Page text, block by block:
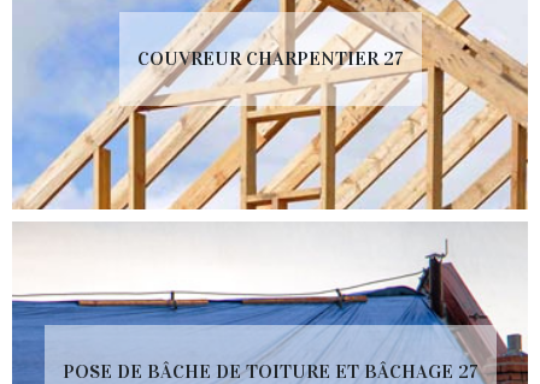
COUVREUR CHARPENTIER 27
POSE DE BÂCHE DE TOITURE ET BÂCHAGE 27